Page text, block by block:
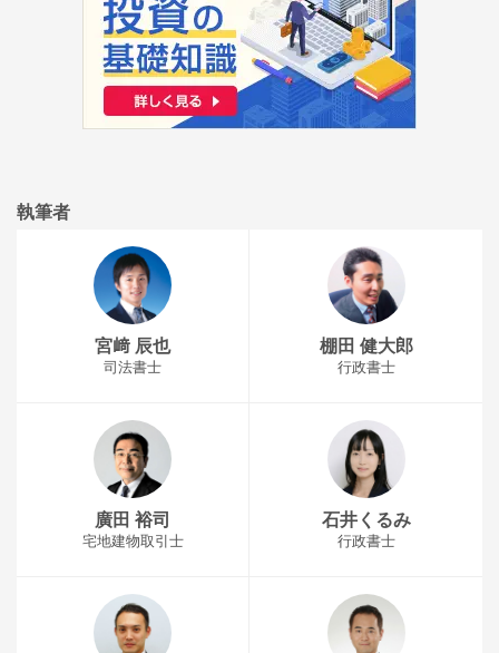
執筆者
宮﨑 辰也
司法書士
棚田 健大郎
行政書士
廣田 裕司
宅地建物取引士
石井くるみ
行政書士